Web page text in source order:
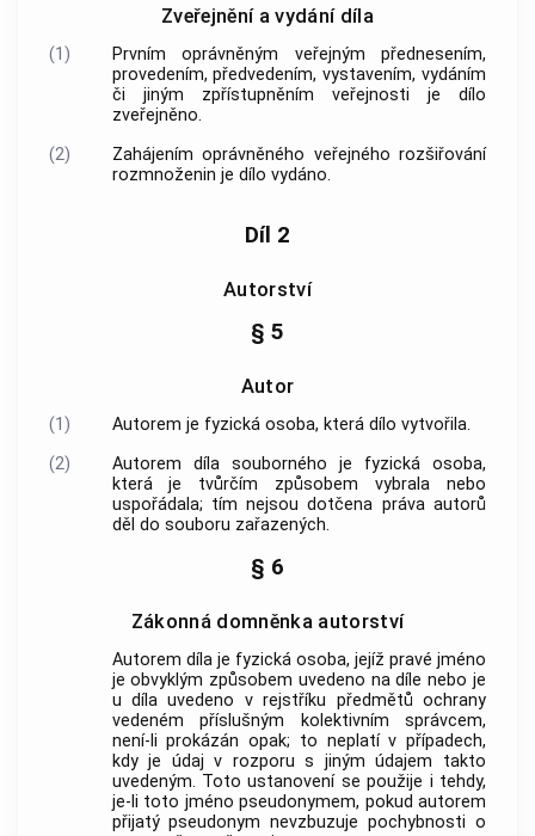
Zveřejnění a vydání díla
(1)
Prvním oprávněným veřejným přednesením,
provedením, předvedením, vystavením, vydáním
či jiným zpřístupněním veřejnosti je dílo
zveřejněno.
(2)
Zahájením oprávněného veřejného rozšiřování
rozmnoženin je dílo vydáno.
Díl 2
Autorství
§ 5
Autor
(1) Autorem je fyzická osoba, která dílo vytvořila.
(2)
Autorem díla souborného je fyzická osoba,
která je tvůrčím způsobem vybrala nebo
uspořádala; tím nejsou dotčena práva autorů
děl do souboru zařazených.
§ 6
Zákonná domněnka autorství
Autorem díla je fyzická osoba, jejíž pravé jméno
je obvyklým způsobem uvedeno na díle nebo je
u díla uvedeno v rejstříku předmětů ochrany
vedeném příslušným kolektivním správcem,
není-li prokázán opak; to neplatí v případech,
kdy je údaj v rozporu s jiným údajem takto
uvedeným. Toto ustanovení se použije i tehdy,
je-li toto jméno pseudonymem, pokud autorem
přijatý pseudonym nevzbuzuje pochybnosti o